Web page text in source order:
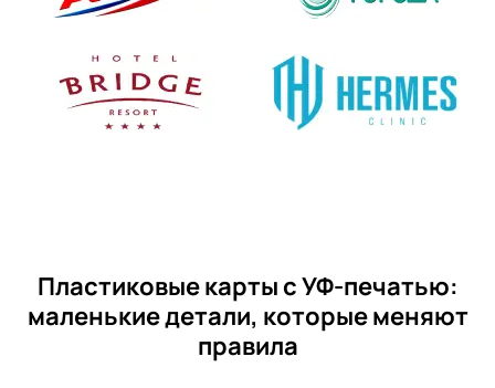
Пластиковые карты с УФ-печатью:
маленькие детали, которые меняют
правила